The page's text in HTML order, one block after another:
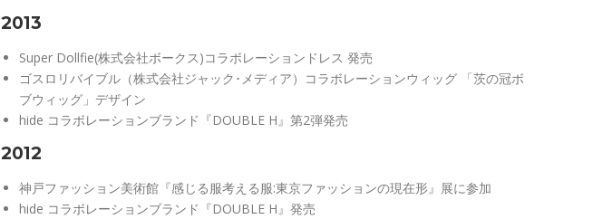
2013
Super Dollfie(株式会社ボークス)コラボレーションドレス 発売
ゴスロリバイブル（株式会社ジャック･メディア）コラボレーションウィッグ 「茨の冠ボ
ブウィッグ」デザイン
hide コラボレーションブランド『DOUBLE H』第2弾発売
2012
神戸ファッション美術館『感じる服考える服:東京ファッションの現在形』展に参加
hide コラボレーションブランド『DOUBLE H』発売